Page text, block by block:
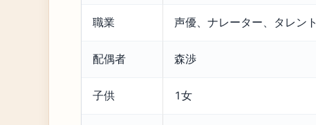
職業 声優、ナレーター、タレント
配偶者 森渉
子供 1女